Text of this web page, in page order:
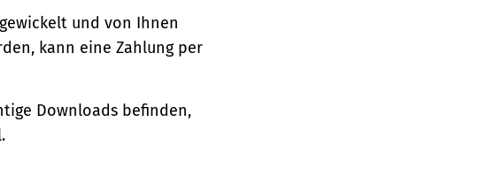
und von Ihnen
kann eine Zahlung per
Downloads befinden,